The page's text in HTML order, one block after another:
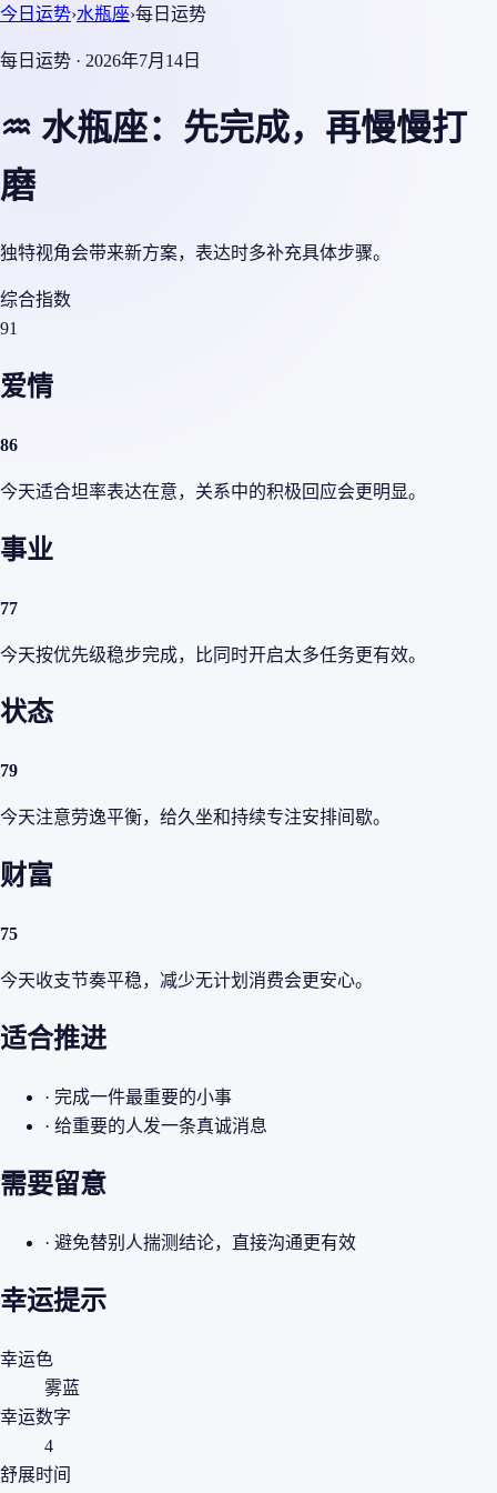
今日运势›水瓶座›每日运势
每日运势 · 2026年7月14日
♒ 水瓶座：先完成，再慢慢打
磨
独特视角会带来新方案，表达时多补充具体步骤。
综合指数
91
爱情
86
今天适合坦率表达在意，关系中的积极回应会更明显。
事业
77
今天按优先级稳步完成，比同时开启太多任务更有效。
状态
79
今天注意劳逸平衡，给久坐和持续专注安排间歇。
财富
75
今天收支节奏平稳，减少无计划消费会更安心。
适合推进
· 完成一件最重要的小事
· 给重要的人发一条真诚消息
需要留意
· 避免替别人揣测结论，直接沟通更有效
幸运提示
幸运色
雾蓝
幸运数字
4
舒展时间